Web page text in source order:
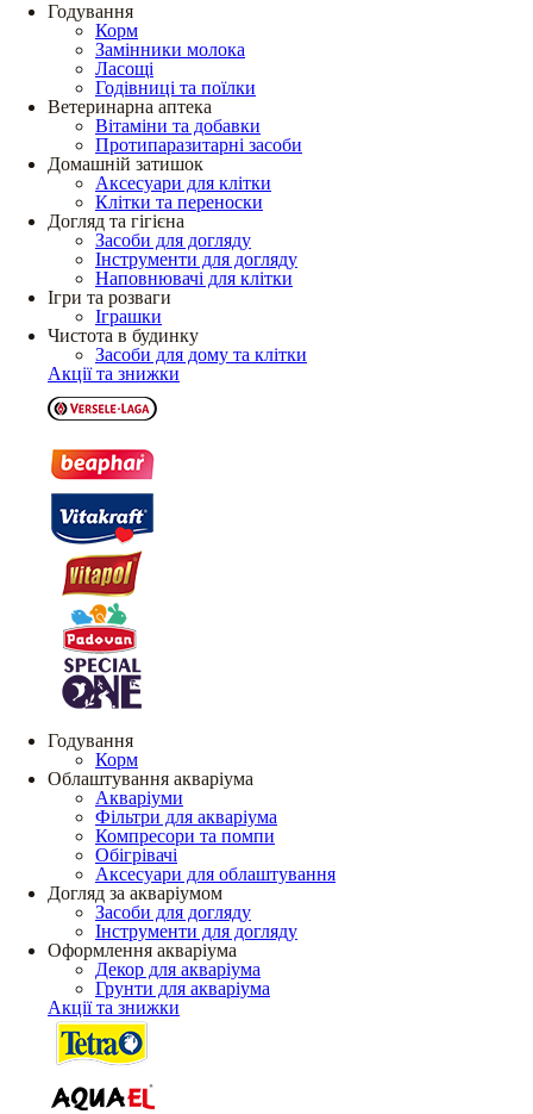
Годування
Корм
Замінники молока
Ласощі
Годівниці та поїлки
Ветеринарна аптека
Вітаміни та добавки
Протипаразитарні засоби
Домашній затишок
Аксесуари для клітки
Клітки та переноски
Догляд та гігієна
Засоби для догляду
Інструменти для догляду
Наповнювачі для клітки
Ігри та розваги
Іграшки
Чистота в будинку
Засоби для дому та клітки
Акції та знижки
Годування
Корм
Облаштування акваріума
Акваріуми
Фільтри для акваріума
Компресори та помпи
Обігрівачі
Аксесуари для облаштування
Догляд за акваріумом
Засоби для догляду
Інструменти для догляду
Оформлення акваріума
Декор для акваріума
Грунти для акваріума
Акції та знижки